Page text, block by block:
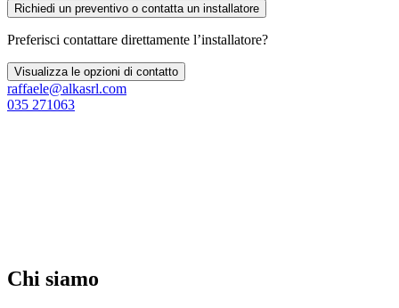
Richiedi un preventivo o contatta un installatore
Preferisci contattare direttamente l’installatore?
Visualizza le opzioni di contatto
raffaele@alkasrl.com
035 271063
Chi siamo